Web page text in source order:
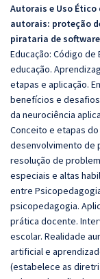
Autorais e Uso
autorais: proteção
pirataria de
Educação: Código
educação.
etapas e aplicação.
benefícios e
da neurociência
Conceito e etapas
desenvolvimento de
resolução de
especiais e altas
entre
psicopedagogia.
prática docente.
escolar. Realidade
artificial e
(estabelece as